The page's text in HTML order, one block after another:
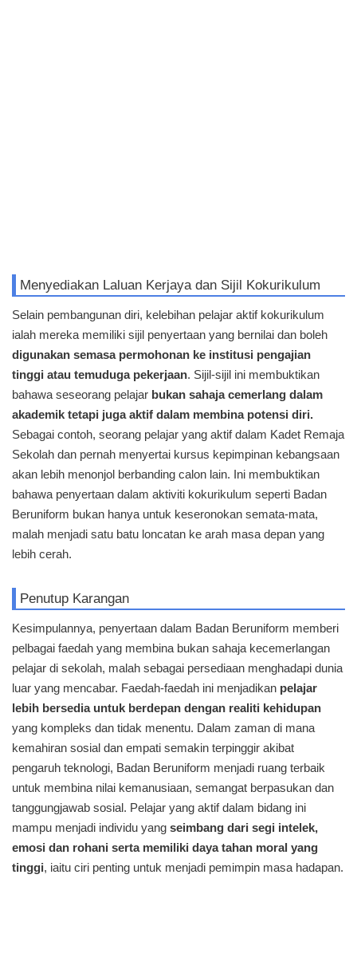
Menyediakan Laluan Kerjaya dan Sijil Kokurikulum
Selain pembangunan diri, kelebihan pelajar aktif kokurikulum
ialah mereka memiliki sijil penyertaan yang bernilai dan boleh
digunakan semasa permohonan ke institusi pengajian
tinggi atau temuduga pekerjaan. Sijil-sijil ini membuktikan
bahawa seseorang pelajar bukan sahaja cemerlang dalam
akademik tetapi juga aktif dalam membina potensi diri.
Sebagai contoh, seorang pelajar yang aktif dalam Kadet Remaja
Sekolah dan pernah menyertai kursus kepimpinan kebangsaan
akan lebih menonjol berbanding calon lain. Ini membuktikan
bahawa penyertaan dalam aktiviti kokurikulum seperti Badan
Beruniform bukan hanya untuk keseronokan semata-mata,
malah menjadi satu batu loncatan ke arah masa depan yang
lebih cerah.
Penutup Karangan
Kesimpulannya, penyertaan dalam Badan Beruniform memberi
pelbagai faedah yang membina bukan sahaja kecemerlangan
pelajar di sekolah, malah sebagai persediaan menghadapi dunia
luar yang mencabar. Faedah-faedah ini menjadikan pelajar
lebih bersedia untuk berdepan dengan realiti kehidupan
yang kompleks dan tidak menentu. Dalam zaman di mana
kemahiran sosial dan empati semakin terpinggir akibat
pengaruh teknologi, Badan Beruniform menjadi ruang terbaik
untuk membina nilai kemanusiaan, semangat berpasukan dan
tanggungjawab sosial. Pelajar yang aktif dalam bidang ini
mampu menjadi individu yang seimbang dari segi intelek,
emosi dan rohani serta memiliki daya tahan moral yang
tinggi, iaitu ciri penting untuk menjadi pemimpin masa hadapan.